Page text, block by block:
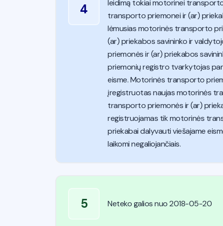
4
leidimą tokiai motorinei
transporto priemonei ir (ar)
lėmusias motorinės transporto
(ar) priekabos savininko ir
priemonės ir (ar) priekabos
priemonių registro tvarkytojas
eisme. Motorinės transporto
įregistruotas naujas motorinės
transporto priemonės ir (ar)
registruojamas tik motorinės
priekabai dalyvauti viešajame
laikomi negaliojančiais.
5 Neteko galios nuo 2018-05-20